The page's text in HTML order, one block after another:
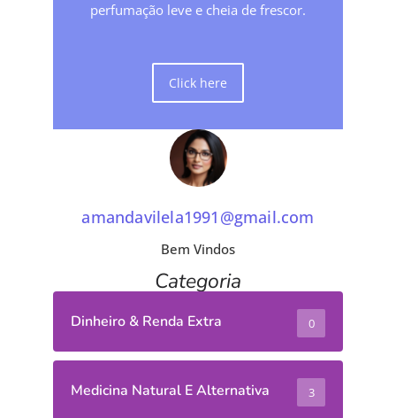
perfumação leve e cheia de frescor.
Click here
amandavilela1991@gmail.com
Bem Vindos
Categoria
Dinheiro & Renda Extra 0
Medicina Natural E Alternativa 3